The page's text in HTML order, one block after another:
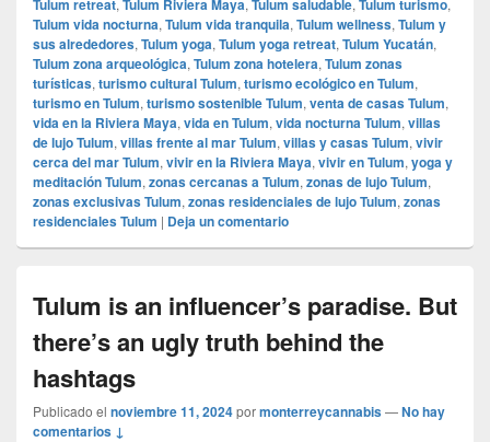
Tulum retreat Tulum Riviera Maya Tulum saludable Tulum turismo
Tulum vida nocturna, Tulum vida tranquila, Tulum wellness, Tulum y
sus alrededores, Tulum yoga, Tulum yoga retreat, Tulum Yucatán,
Tulum zona arqueológica, Tulum zona hotelera, Tulum zonas
turísticas, turismo cultural Tulum, turismo ecológico en Tulum,
turismo en Tulum, turismo sostenible Tulum, venta de casas Tulum,
vida en la Riviera Maya, vida en Tulum, vida nocturna Tulum, villas
de lujo Tulum, villas frente al mar Tulum, villas y casas Tulum, vivir
cerca del mar Tulum, vivir en la Riviera Maya, vivir en Tulum, yoga y
meditación Tulum, zonas cercanas a Tulum, zonas de lujo Tulum,
zonas exclusivas Tulum, zonas residenciales de lujo Tulum, zonas
residenciales Tulum | Deja un comentario
Tulum is an influencer’s paradise. But
there’s an ugly truth behind the
hashtags
Publicado el noviembre 11, 2024pormonterreycannabis—No hay
comentarios ↓